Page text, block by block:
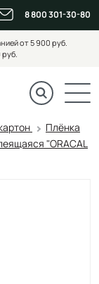
8 800 301-30-80
от 5 900 руб.
Плёнка
"ORACAL